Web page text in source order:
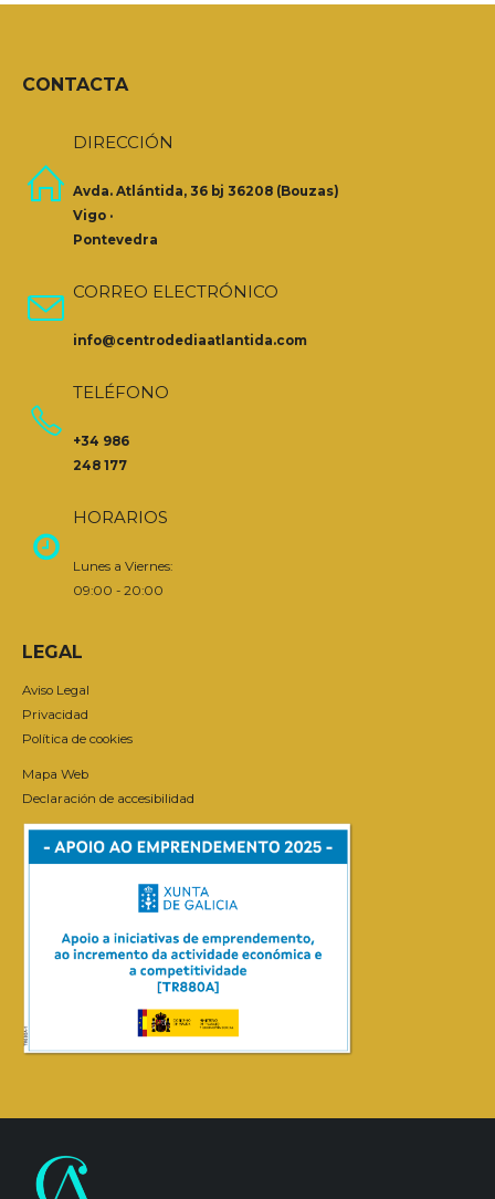
CONTACTA
DIRECCIÓN
Avda. Atlántida, 36 bj 36208 (Bouzas)
Vigo ·
Pontevedra
CORREO ELECTRÓNICO
info@centrodediaatlantida.com
TELÉFONO
+34 986
248 177
HORARIOS
Lunes a Viernes:
09:00 - 20:00
LEGAL
Aviso Legal
Privacidad
Política de cookies
Mapa Web
Declaración de accesibilidad